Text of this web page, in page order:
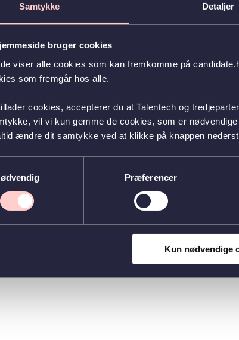
Samtykke Detaljer
bruger cookies
viser alle cookies som kan fremkomme på
som fremgår hos alle.
cookies, accepterer du at Talentech og
vil vi kun gemme de cookies, som er
ændre dit samtykke ved at klikke på knappen
Præferencer
Kun nødvendige